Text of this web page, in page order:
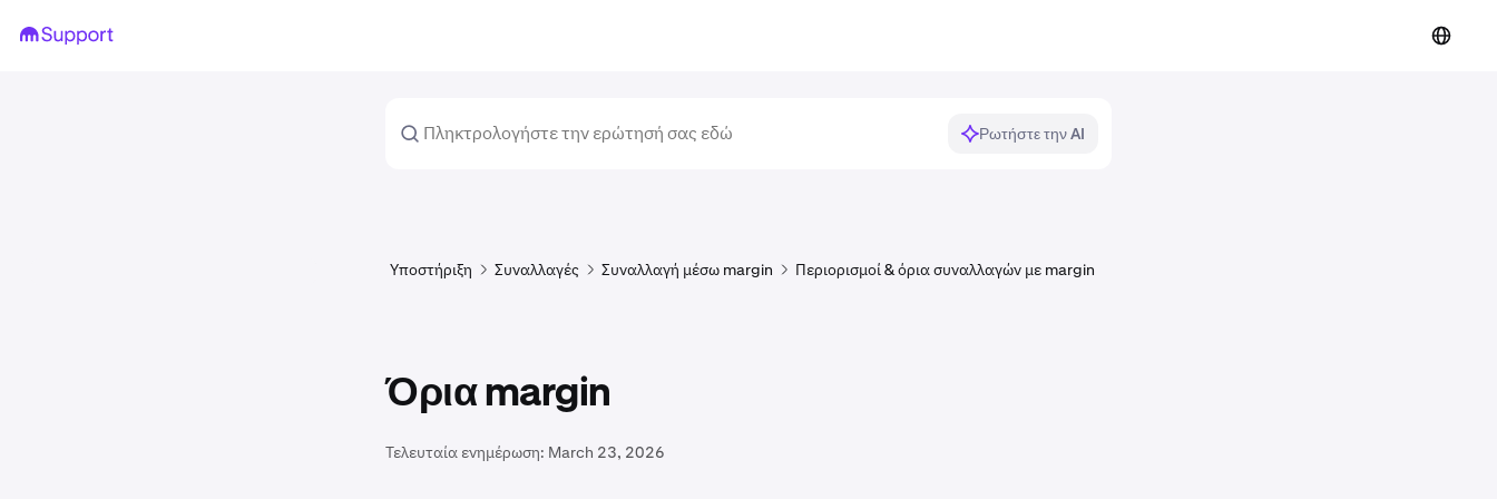
Ρωτήστε την AI
Υποστήριξη Συναλλαγές Συναλλαγή μέσω margin Περιορισμοί & όρια συναλλαγών με margin
Όρια margin
Τελευταία ενημέρωση: March 23, 2026